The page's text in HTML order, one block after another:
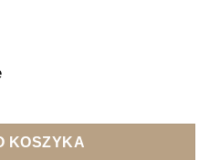
pomarańczowe 115 cm
KOSZYKA